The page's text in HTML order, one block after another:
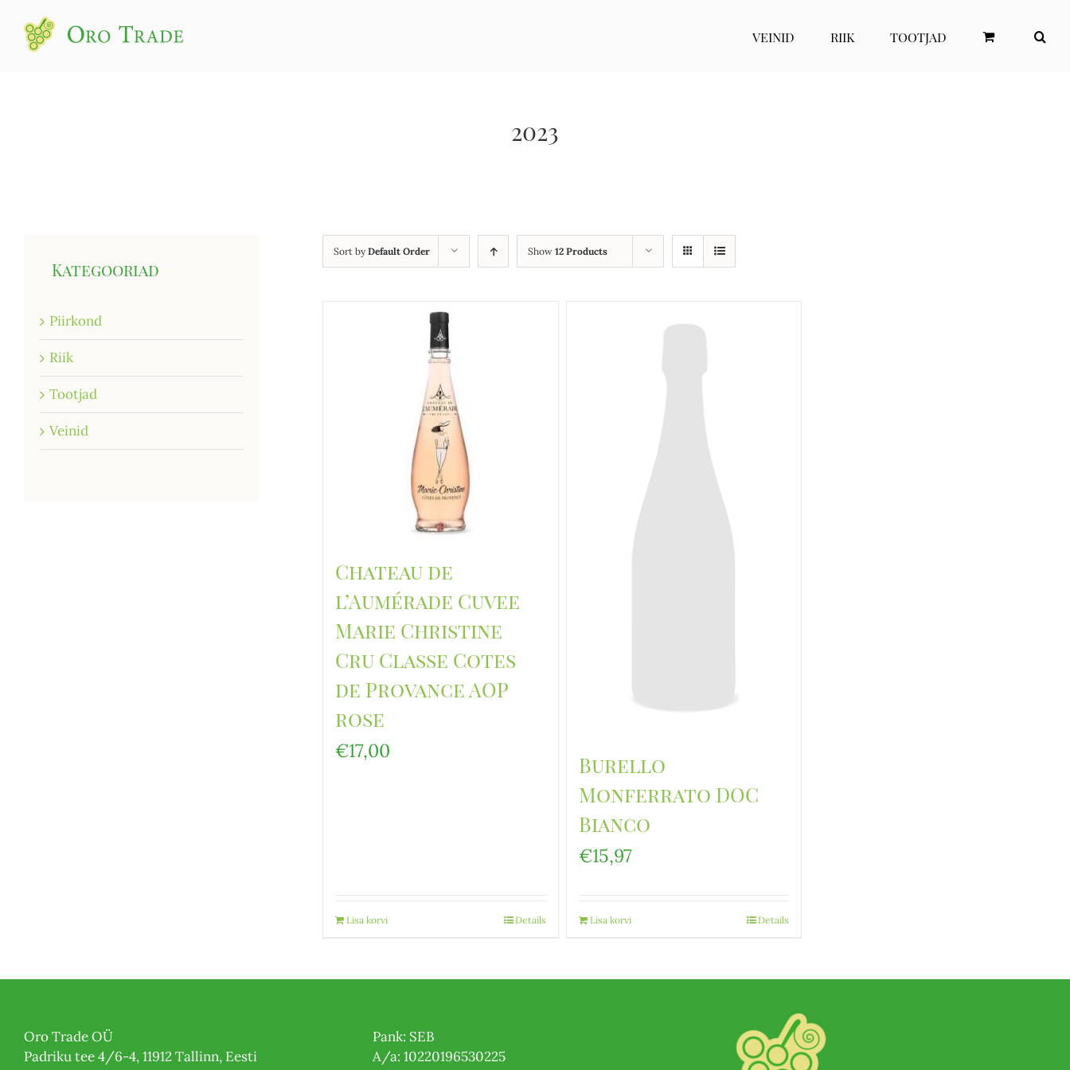
VEINID RIIK TOOTJAD
2023
Sort byDefault Order Show12 Products
Chateau de
l’Aumérade Cuvee
Marie Christine
Cru Classe Cotes
de Provance AOP
rose
€17,00
Lisa korvi Details
Burello
Monferrato DOC
Bianco
€15,97
Lisa korvi Details
Kategooriad
Piirkond
Riik
Tootjad
Veinid
Oro Trade OÜ
Padriku tee 4/6-4, 11912 Tallinn, Eesti
Pank: SEB
A/a: 10220196530225